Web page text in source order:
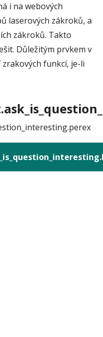
i na webových
laserových zákroků, a
zákroků. Takto
Důležitým prvkem v
funkcí, je-li